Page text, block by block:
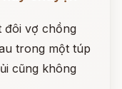
đôi vợ chồng
trong một túp
cũng không